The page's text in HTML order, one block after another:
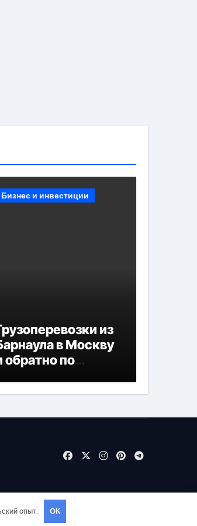
Бизнес и инвестиции
из
в Москву
обратно по
опыт. OK